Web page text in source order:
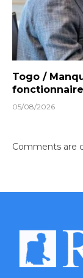
Togo /
05/08/2026
Comments are